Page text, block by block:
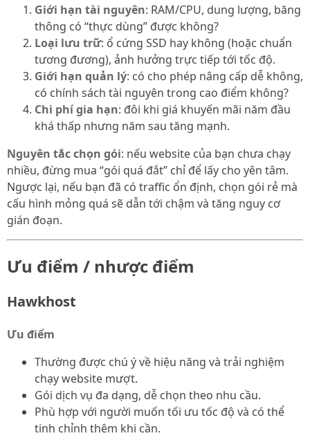
Giới hạn tài nguyên: RAM/CPU, dung lượng, băng
thông có “thực dùng” được không?
Loại lưu trữ: ổ cứng SSD hay không (hoặc chuẩn
tương đương), ảnh hưởng trực tiếp tới tốc độ.
Giới hạn quản lý: có cho phép nâng cấp dễ không,
có chính sách tài nguyên trong cao điểm không?
Chi phí gia hạn: đôi khi giá khuyến mãi năm đầu
khá thấp nhưng năm sau tăng mạnh.
Nguyên tắc chọn gói: nếu website của bạn chưa chạy
nhiều, đừng mua “gói quá đắt” chỉ để lấy cho yên tâm.
Ngược lại, nếu bạn đã có traffic ổn định, chọn gói rẻ mà
cấu hình mỏng quá sẽ dẫn tới chậm và tăng nguy cơ
gián đoạn.
Ưu điểm / nhược điểm
Hawkhost
Ưu điểm
Thường được chú ý về hiệu năng và trải nghiệm
chạy website mượt.
Gói dịch vụ đa dạng, dễ chọn theo nhu cầu.
Phù hợp với người muốn tối ưu tốc độ và có thể
tinh chỉnh thêm khi cần.